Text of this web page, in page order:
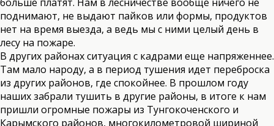
поднимают, не выдают пайков или формы, продуктов
нет на время выезда, а ведь мы с ними целый день в
лесу на пожаре.
В других районах ситуация с кадрами еще напряженнее.
Там мало народу, а в период тушения идет переброска
из других районов, где спокойнее. В прошлом году
наших забрали тушить в другие районы, в итоге к нам
пришли огромные пожары из Тунгокоченского и
Карымского районов, многокилометровой шириной